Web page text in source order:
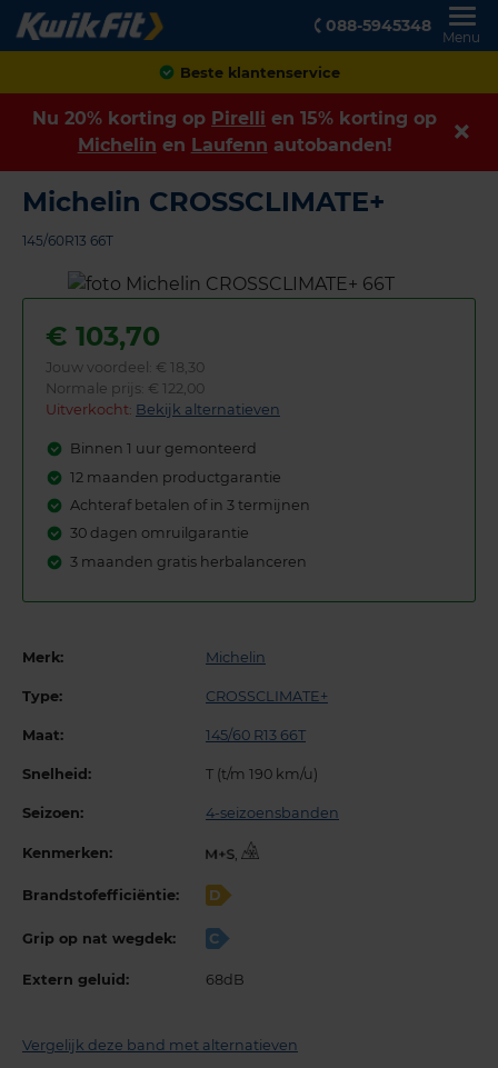
088-5945348
Menu
Achteraf betalen
Nu 20% korting op Pirelli en 15% korting op
Michelin en Laufenn autobanden!
Michelin CROSSCLIMATE+
145/60R13 66T
€ 103,70
Jouw voordeel: € 18,30
Normale prijs: € 122,00
Uitverkocht: Bekijk alternatieven
Binnen 1 uur gemonteerd
12 maanden productgarantie
Achteraf betalen of in 3 termijnen
30 dagen omruilgarantie
3 maanden gratis herbalanceren
Merk: Michelin
Type: CROSSCLIMATE+
Maat: 145/60 R13 66T
Snelheid: T (t/m 190 km/u)
Seizoen: 4-seizoensbanden
Kenmerken: ,
Brandstofefficiëntie: D
Grip op nat wegdek: C
Extern geluid: 68dB
Vergelijk deze band met alternatieven